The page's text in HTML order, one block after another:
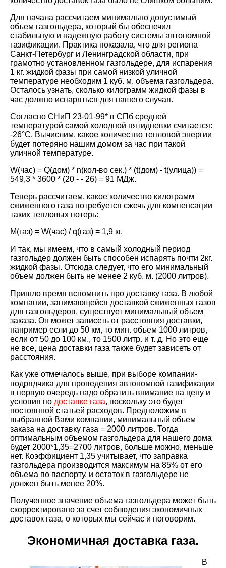
Для начала рассчитаем минимально допустимый
объем газгольдера, который бы обеспечил
стабильную и надежную работу системы автономной
газификации. Практика показала, что для региона
Санкт-Петербург и Ленинградской области, при
грамотно установленном газгольдере, для испарения
1 кг. жидкой фазы при самой низкой уличной
температуре необходим 1 куб. м. объема газгольдера.
Осталось узнать, сколько килограмм жидкой фазы в
час должно испаряться для нашего случая.
Согласно СНиП 23-01-99* в СПб средней
температурой самой холодной пятидневки считается:
-26°C. Вычислим, какое количество тепловой энергии
будет потеряно нашим домом за час при такой
уличной температуре.
W(час) = Q(дом) * n(кол-во сек.) * (t(дом) - t(улица)) =
549,3 * 3600 * (20 - - 26) = 91 МДж.
Теперь рассчитаем, какое количество килограмм
сжиженного газа потребуется сжечь для компенсации
таких тепловых потерь:
М(газ) = W(час) / q(газ) = 1,9 кг.
И так, мы имеем, что в самый холодный период
газгольдер должен быть способен испарять почти 2кг.
жидкой фазы. Отсюда следует, что его минимальный
объем должен быть не менее 2 куб. м. (2000 литров).
Пришло время вспомнить про доставку газа. В любой
компании, занимающейся доставкой сжиженных газов
для газгольдеров, существует минимальный объем
заказа. Он может зависеть от расстояния доставки,
например если до 50 км, то мин. объем 1000 литров,
если от 50 до 100 км., то 1500 литр. и т. д. Но это еще
не все, цена доставки газа также будет зависеть от
расстояния.
Как уже отмечалось выше, при выборе компании-
подрядчика для проведения автономной газификации
в первую очередь надо обратить внимание на цену и
условия по доставке газа, поскольку это будет
постоянной статьей расходов. Предположим в
выбранной Вами компании, минимальный объем
заказа на доставку газа = 2000 литров. Тогда
оптимальным объемом газгольдера для нашего дома
будет 2000*1,35=2700 литров, больше можно, меньше
нет. Коэффициент 1,35 учитывает, что заправка
газгольдера производится максимум на 85% от его
объема по паспорту, и остаток в газгольдере не
должен быть менее 20%.
Полученное значение объема газгольдера может быть
скорректировано за счет соблюдения экономичных
доставок газа, о которых мы сейчас и поговорим.
Экономичная доставка газа.
В